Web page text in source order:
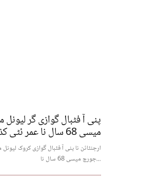
پنی آ فٹبال گوازی گر
میسی 68 سال نا عمر ئٹی کذیت کرے
ارجنٹائن نا پنی آ فٹبال گوازی کروک
جورج میسی 68 سال نا...